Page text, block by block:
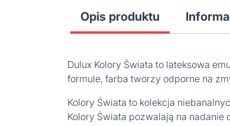
Opis produktu
Dulux Kolory Świata to lateksowa
formule, farba tworzy odporne na
Kolory Świata to kolekcja
Kolory Świata pozwalają na